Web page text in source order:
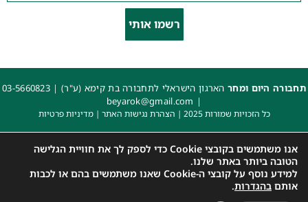
רשמו אותי
תחבורה היום ומחרהארגון הישראלי לתחבורה בת קימא (ע"ר) | 03-5660823
|
beyarok@gmail.com
כל הזכויות שמורות 2025 | הצהרת נגישות האתר |מדיניות פרטיות
אנו משתמשים בקובצי Cookie כדי לספק לך את חוויית הגלישה
הטובה ביותר באתר שלנו.
למידע נוסף על קובצי ה-Cookie שאנו משתמשים בהם או לכבות
אותם בהגדרות.